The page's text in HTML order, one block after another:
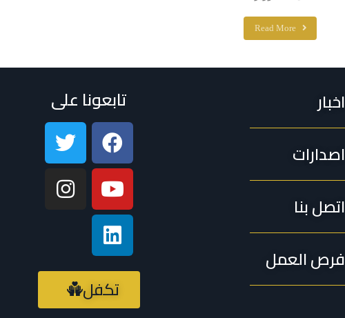
Read More
اخبار
اصدارات
اتصل بنا
فرص العمل
تابعونا على
تكفل